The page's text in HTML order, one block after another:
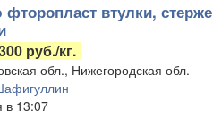
втулки,
руб./кг.
обл., Нижегородская обл.
в 13:07